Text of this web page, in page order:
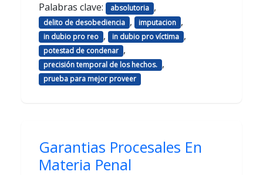
Palabras clave: absolutoria ,
delito de desobediencia , imputacion ,
in dubio pro reo , in dubio pro víctima ,
potestad de condenar ,
precisión temporal de los hechos. ,
prueba para mejor proveer
Garantias Procesales En
Materia Penal